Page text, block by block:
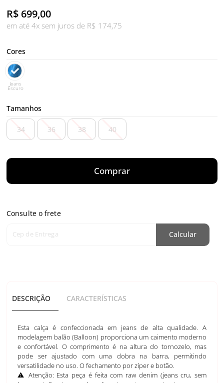
R$ 699,00
em até 4x sem juros de R$ 174,75
Cores
Jeans
Escuro
Tamanhos
34 36 38 40
Comprar
Consulte o frete
Cep de Entrega Calcular
DESCRIÇÃO CARACTERÍSTICAS
Esta calça é confeccionada em jeans de alta qualidade. A
modelagem balão (Balloon) proporciona um caimento moderno
e confortável. O comprimento é na altura do tornozelo, mas
pode ser ajustado com uma dobra na barra, permitindo
versatilidade no uso. O fechamento por zíper e botão.
⚠️ Atenção: Esta peça é feita com raw denim (jeans cru, sem